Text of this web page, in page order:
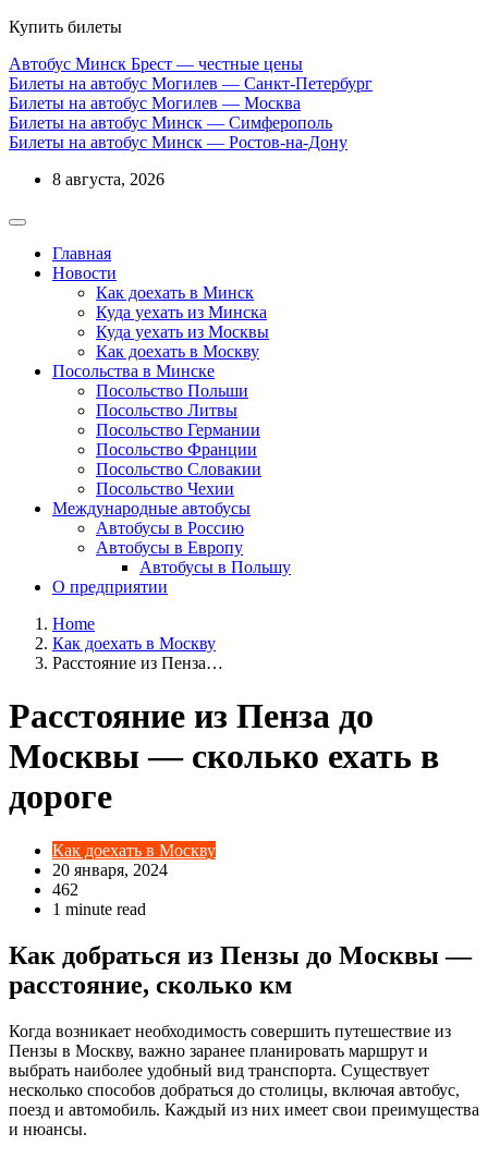
Купить билеты
Автобус Минск Брест — честные цены
Билеты на автобус Могилев — Санкт-Петербург
Билеты на автобус Могилев — Москва
Билеты на автобус Минск — Симферополь
Билеты на автобус Минск — Ростов-на-Дону
8 августа, 2026
Главная
Новости
Как доехать в Минск
Куда уехать из Минска
Куда уехать из Москвы
Как доехать в Москву
Посольства в Минске
Посольство Польши
Посольство Литвы
Посольство Германии
Посольство Франции
Посольство Словакии
Посольство Чехии
Международные автобусы
Автобусы в Россию
Автобусы в Европу
Автобусы в Польшу
О предприятии
Home
Как доехать в Москву
Расстояние из Пенза…
Расстояние из Пенза до
Москвы — сколько ехать в
дороге
Как доехать в Москву
20 января, 2024
462
1 minute read
Как добраться из Пензы до Москвы —
расстояние, сколько км
Когда возникает необходимость совершить путешествие из
Пензы в Москву, важно заранее планировать маршрут и
выбрать наиболее удобный вид транспорта. Существует
несколько способов добраться до столицы, включая автобус,
поезд и автомобиль. Каждый из них имеет свои преимущества
и нюансы.